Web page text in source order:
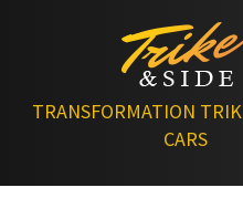
TRANSFORMATION
CARS